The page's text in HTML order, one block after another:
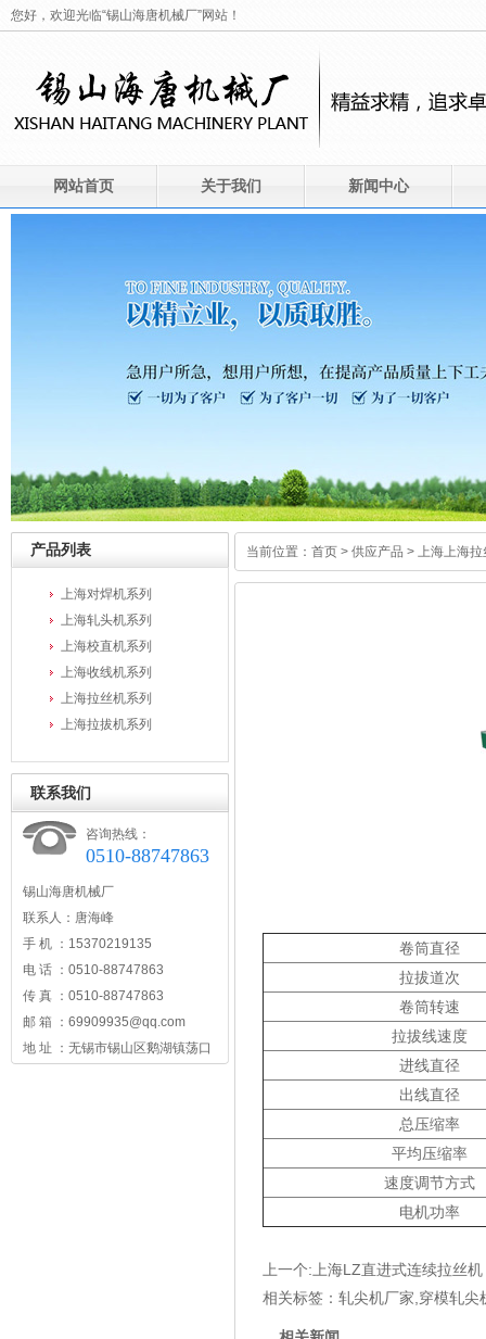
您好，欢迎光临“锡山海唐机械厂”网站！
网站首页 关于我们 新闻中心
产品列表
上海对焊机系列
上海轧头机系列
上海校直机系列
上海收线机系列
上海拉丝机系列
上海拉拔机系列
联系我们
咨询热线：
0510-88747863
锡山海唐机械厂
联系人：唐海峰
手 机 ：15370219135
电 话 ：0510-88747863
传 真 ：0510-88747863
邮 箱 ：69909935@qq.com
地 址 ：无锡市锡山区鹅湖镇荡口
当前位置： 首页 > 供应产品 > 上海上海拉
卷筒直径
拉拔道次
卷筒转速
拉拔线速度
进线直径
出线直径
总压缩率
平均压缩率
速度调节方式
电机功率
上一个: 上海LZ直进式连续拉丝机
相关标签： 轧尖机厂家 穿模轧尖